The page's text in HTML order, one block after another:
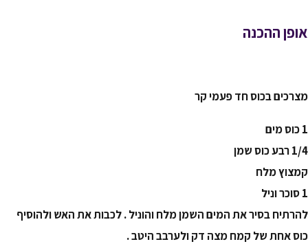
אופן ההכנה
מצרכים בכוס חד פעמי קר
1 כוס מים
1/4 רבע כוס שמן
קמצוץ מלח
1 סוכר וניל
להרתיח בסיר את המים השמן מלח והוניל . לכבות את האש ולהוסיף
כוס אחת של קמח מצה דק ולערבב היטב .